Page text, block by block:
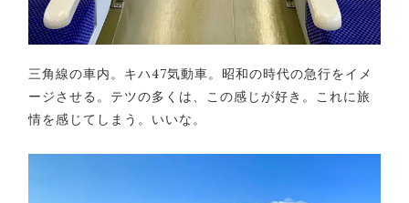
三角線の車内。キハ47気動車。昭和の時代の急行をイメ
ージさせる。テツの多くは、この感じが好き。これに旅
情を感じてしまう。いいな。